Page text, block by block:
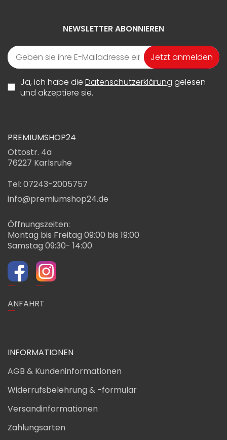
NEWSLETTER ABONNIEREN
Jetzt anmelden
Ja, ich habe die Datenschutzerklärung gelesen
und akzeptiere sie.
PREMIUMSHOP24
Ottostr. 4a
76227 Karlsruhe
Tel: 07243-2005757
info@premiumshop24.de
Öffnungszeiten:
Montag bis Freitag 09:00 bis 19:00
Samstag 09:30- 14:00
ANFAHRT
INFORMATIONEN
AGB & Kundeninformationen
Widerrufsbelehrung & -formular
Versandinformationen
Zahlungsarten